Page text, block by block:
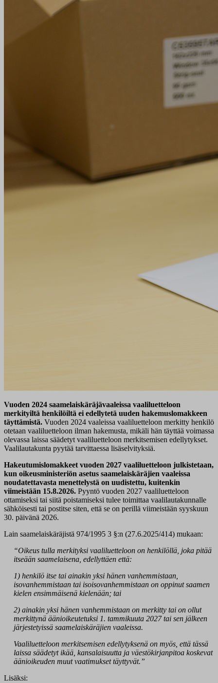
Vuoden 2024 saamelaiskäräjävaaleissa vaaliluetteloon
merkityiltä henkilöiltä ei edellytetä uuden hakemuslomakkeen
täyttämistä. Vuoden 2024 vaaleissa vaaliluetteloon merkitty henkilö
otetaan vaaliluetteloon ilman hakemusta, mikäli hän täyttää voimassa
olevassa laissa säädetyt vaaliluetteloon merkitsemisen edellytykset.
Vaalilautakunta pyytää tarvittaessa lisäselvityksiä.
Hakeutumislomakkeet vuoden 2027 vaaliluetteloon julkistetaan,
kun oikeusministeriön asetus saamelaiskäräjien vaaleissa
noudatettavasta menettelystä on uudistettu, kuitenkin
viimeistään 15.8.2026. Pyyntö vuoden 2027 vaaliluetteloon
ottamiseksi tai siitä poistamiseksi tulee toimittaa vaalilautakunnalle
sähköisesti tai postitse siten, että se on perillä viimeistään syyskuun
30. päivänä 2026.
Lain saamelaiskäräjistä 974/1995 3 §:n (27.6.2025/414) mukaan:
“Oikeus tulla merkityksi vaaliluetteloon on henkilöllä, joka pitää
itseään saamelaisena, edellyttäen että:
1) henkilö itse tai ainakin yksi hänen vanhemmistaan,
isovanhemmistaan tai isoisovanhemmistaan on oppinut saamen
kielen ensimmäisenä kielenään; tai
2) ainakin yksi hänen vanhemmistaan on merkitty tai on ollut
merkittynä äänioikeutetuksi 1. tammikuuta 2027 tai sen jälkeen
järjestetyissä saamelaiskäräjien vaaleissa.
Vaaliluetteloon merkitsemisen edellytyksenä on myös, että tässä
laissa säädetyt ikää, kansalaisuutta ja väestökirjanpitoa koskevat
äänioikeuden muut vaatimukset täyttyvät.”
Lisäksi: